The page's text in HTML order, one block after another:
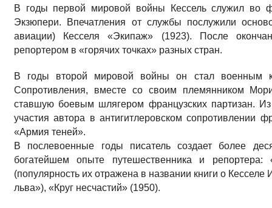
В годы первой мировой войны Кессель служил во
Экзюпери. Впечатления от службы послужили
авиации) Кесселя «Экипаж» (1923). После
репортером в «горячих точках» разных стран.
В годы второй мировой войны он стал военным
Сопротивления, вместе со своим племянником
ставшую боевым шлягером французских партизан.
участия автора в антигитлеровском сопротивлении
«Армия теней».
В послевоенные годы писатель создает более
богатейшем опыте путешественника и
(популярность их отражена в названии книги о
льва»), «Круг несчастий» (1950).